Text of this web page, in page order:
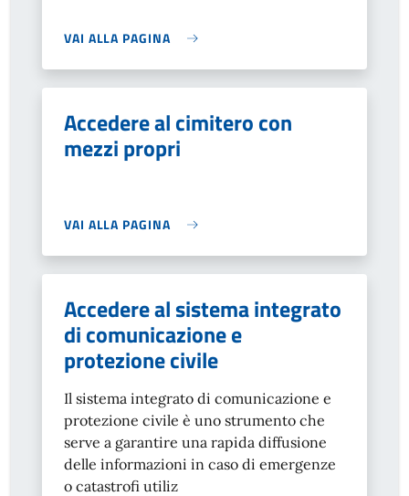
VAI ALLA PAGINA
Accedere al cimitero con
mezzi propri
VAI ALLA PAGINA
Accedere al sistema integrato
di comunicazione e
protezione civile
Il sistema integrato di comunicazione e
protezione civile è uno strumento che
serve a garantire una rapida diffusione
delle informazioni in caso di emergenze
o catastrofi utiliz